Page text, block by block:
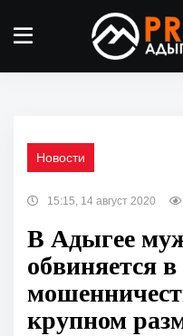
Новости
15:15, 14 август 2020
В Адыгее
обвиняется
крупном